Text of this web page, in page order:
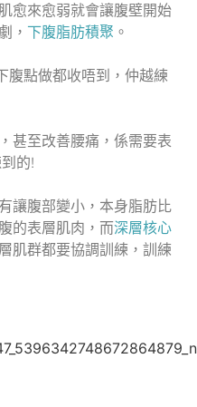
愈來愈弱就會讓腹壁開始
， 下腹脂肪積聚 。
腹點做都收唔到，仲越練
甚至改善腰痛，係需要表
的!
讓腹部變小，本身脂肪比
的表層肌肉，而深層核心
肌群都要協調訓練，訓練